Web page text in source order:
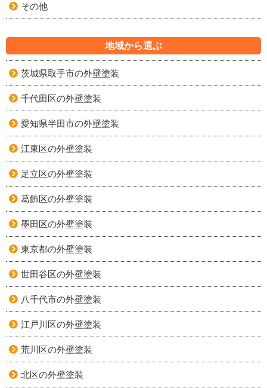
その他
地域から選ぶ
茨城県取手市の外壁塗装
千代田区の外壁塗装
愛知県半田市の外壁塗装
江東区の外壁塗装
足立区の外壁塗装
葛飾区の外壁塗装
墨田区の外壁塗装
東京都の外壁塗装
世田谷区の外壁塗装
八千代市の外壁塗装
江戸川区の外壁塗装
荒川区の外壁塗装
北区の外壁塗装